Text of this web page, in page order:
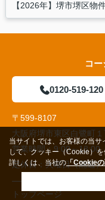
【2026年】堺市堺区物
コ
0120-519-120
〒599-8107
大阪府堺市東区白鷺町
営業時間：9:00～18:00
定休日： 火曜日（隔週
トップページ
当サイトでは、お客様の当
して、クッキー（Cookie）を
詳しくは、当社の「Cookieの